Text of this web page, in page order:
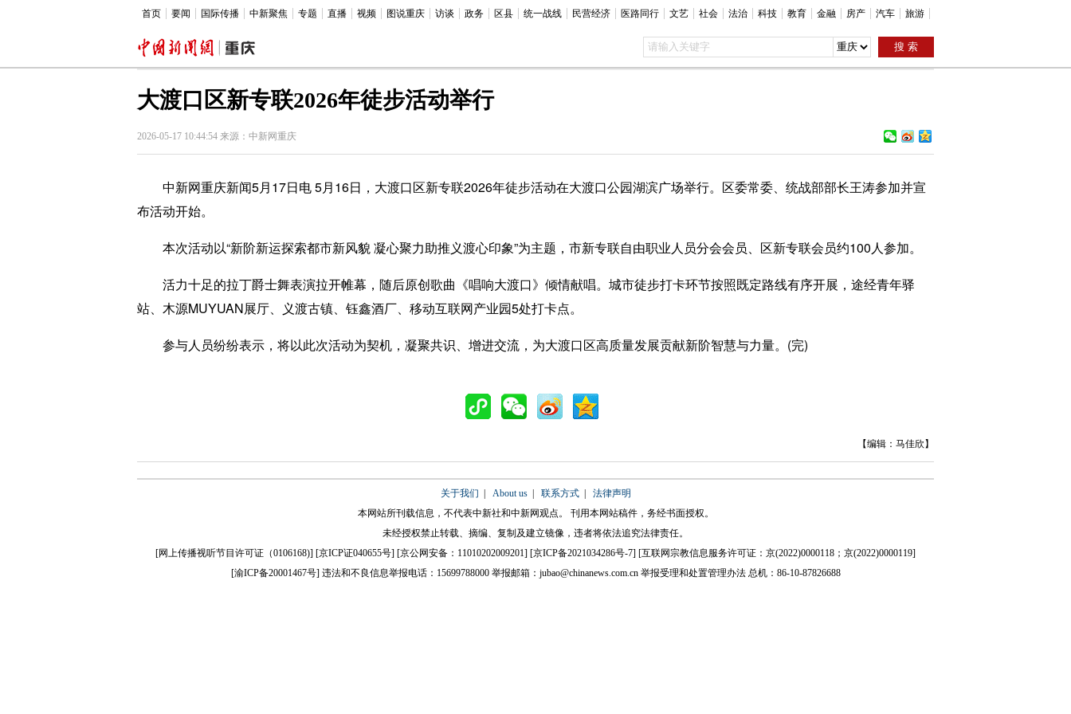
首页 要闻 国际传播 中新聚焦 专题 直播 视频 图说重庆 访谈 政务 区县 统一战线 民营经济 医路同行 文艺 社会 法治 科技 教育 金融 房产 汽车 旅游
大渡口区新专联2026年徒步活动举行
2026-05-17 10:44:54 来源：中新网重庆
中新网重庆新闻5月17日电 5月16日，大渡口区新专联2026年徒步活动在大渡口公园湖滨广场举行。区委常委、统战部部长王涛参加并宣
布活动开始。
本次活动以“新阶新运探索都市新风貌 凝心聚力助推义渡心印象”为主题，市新专联自由职业人员分会会员、区新专联会员约100人参加。
活力十足的拉丁爵士舞表演拉开帷幕，随后原创歌曲《唱响大渡口》倾情献唱。城市徒步打卡环节按照既定路线有序开展，途经青年驿
站、木源MUYUAN展厅、义渡古镇、钰鑫酒厂、移动互联网产业园5处打卡点。
参与人员纷纷表示，将以此次活动为契机，凝聚共识、增进交流，为大渡口区高质量发展贡献新阶智慧与力量。(完)
【编辑：马佳欣】
关于我们 About us| 联系方式| 法律声明
本网站所刊载信息，不代表中新社和中新网观点。 刊用本网站稿件，务经书面授权。
未经授权禁止转载、摘编、复制及建立镜像，违者将依法追究法律责任。
[网上传播视听节目许可证（0106168)] [京ICP证040655号] [京公网安备：11010202009201] [京ICP备2021034286号-7] [互联网宗教信息服务许可证：京(2022)0000118；京(2022)0000119]
[渝ICP备20001467号] 违法和不良信息举报电话：15699788000 举报邮箱：jubao@chinanews.com.cn 举报受理和处置管理办法总机：86-10-87826688